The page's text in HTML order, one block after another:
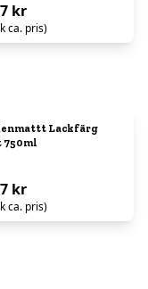
kr
ca. pris)
Lackfärg
750ml
kr
ca. pris)